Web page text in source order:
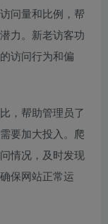
问量和比例，帮
力。新老访客功
访问行为和偏
，帮助管理员了
要加大投入。爬
情况，及时发现
保网站正常运